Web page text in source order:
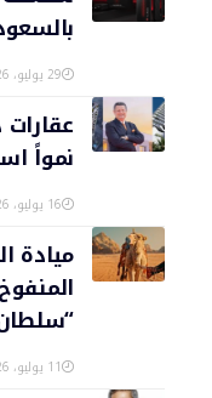
29 يوليو، 2026
نمواً
16 يوليو، 2026
ميادة
11 يوليو، 2026